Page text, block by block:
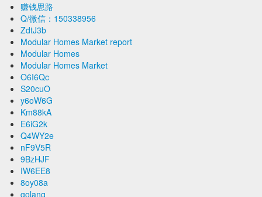
赚钱思路
Q/微信：150338956
ZdtJ3b
Modular Homes Market report
Modular Homes
Modular Homes Market
O6I6Qc
S20cuO
y6oW6G
Km88kA
E6iG2k
Q4WY2e
nF9V5R
9BzHJF
IW6EE8
8oy08a
golang